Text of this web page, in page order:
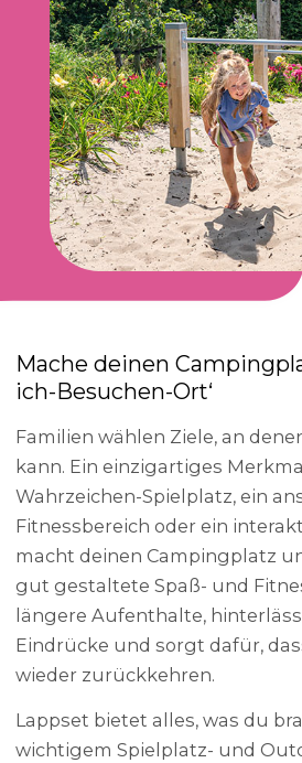
Mache deinen
ich-Besuchen-Ort‘
Familien wählen Ziele, an
kann. Ein einzigartiges
Wahrzeichen-Spielplatz, ein
Fitnessbereich oder ein
macht deinen Campingplatz
gut gestaltete Spaß- und
längere Aufenthalte,
Eindrücke und sorgt dafür,
wieder zurückkehren.
Lappset bietet alles, was du
wichtigem Spielplatz- und